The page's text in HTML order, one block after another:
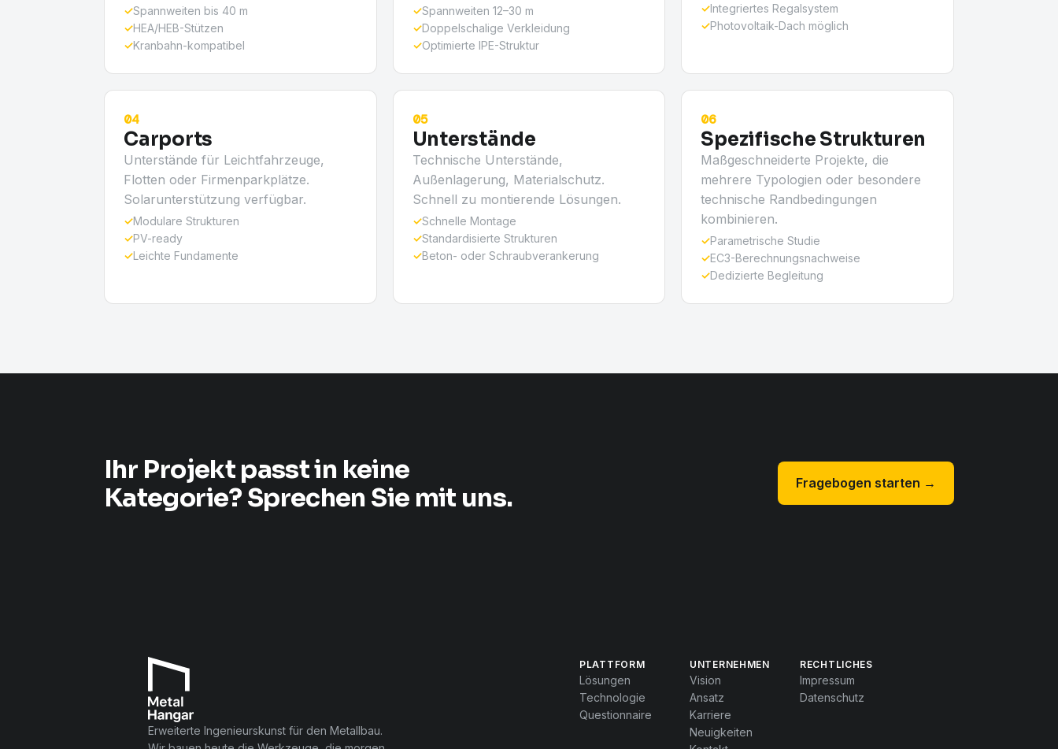
✓Spannweiten bis 40 m
✓HEA/HEB-Stützen
✓Kranbahn-kompatibel
✓Spannweiten 12–30 m
✓Doppelschalige Verkleidung
✓Optimierte IPE-Struktur
✓Integriertes Regalsystem
✓Photovoltaik-Dach möglich
04
Carports
Unterstände für Leichtfahrzeuge,
Flotten oder Firmenparkplätze.
Solarunterstützung verfügbar.
✓Modulare Strukturen
✓PV-ready
✓Leichte Fundamente
05
Unterstände
Technische Unterstände,
Außenlagerung, Materialschutz.
Schnell zu montierende Lösungen.
✓Schnelle Montage
✓Standardisierte Strukturen
✓Beton- oder Schraubverankerung
06
Spezifische Strukturen
Maßgeschneiderte Projekte, die
mehrere Typologien oder besondere
technische Randbedingungen
kombinieren.
✓Parametrische Studie
✓EC3-Berechnungsnachweise
✓Dedizierte Begleitung
Ihr Projekt passt in keine
Kategorie? Sprechen Sie mit uns.
Fragebogen starten →
Erweiterte Ingenieurskunst für den Metallbau.
PLATTFORM
Lösungen
Technologie
Questionnaire
UNTERNEHMEN
Vision
Ansatz
Karriere
Neuigkeiten
RECHTLICHES
Impressum
Datenschutz